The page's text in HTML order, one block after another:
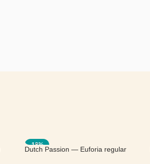
-18%
Dutch Passion — Euforia regular